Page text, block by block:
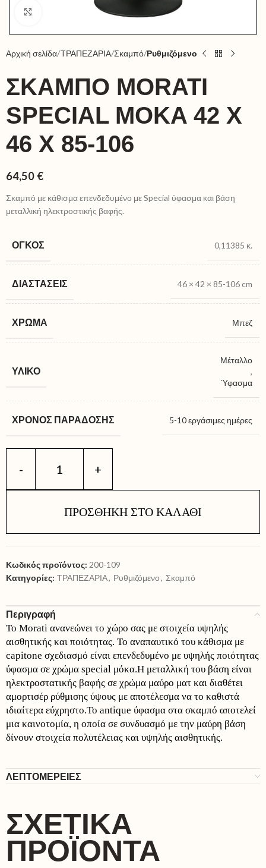
Αρχική σελίδα TΡΑΠΕΖΑΡΙΑ Σκαμπό Ρυθμιζόμενο
ΣΚΑΜΠΌ MORATI
SPECIAL MOKA 42 X
46 X 85-106
64,50 €
Σκαμπό με κάθισμα επενδεδυμένο με Special ύφασμα και βάση
μεταλλική ηλεκτροστικής βαφής.
ΌΓΚΟΣ 0,11385 κ.
ΔΙΑΣΤΆΣΕΙΣ 46 × 42 × 85-106 cm
ΧΡΏΜΑ Μπεζ
ΥΛΙΚΌ
Μέταλλο
,
Ύφασμα
ΧΡΌΝΟΣ ΠΑΡΆΔΟΣΗΣ 5-10 εργάσιμες ημέρες
ΠΡΟΣΘΉΚΗ ΣΤΟ ΚΑΛΆΘΙ
Κωδικός προϊόντος: 200-109
Κατηγορίες: TΡΑΠΕΖΑΡΙΑ, Ρυθμιζόμενο, Σκαμπό
Περιγραφή
Το Morati ανανεώνει το χώρο σας με στοιχεία υψηλής
αισθητικής και ποιότητας. Το αναπαυτικό του κάθισμα με
capitone σχεδιασμό είναι επενδεδυμένο με υψηλής ποιότητας
ύφασμα σε χρώμα special μόκα.Η μεταλλική του βάση είναι
ηλεκτροστατικής βαφής σε χρώμα μαύρο ματ και διαθέτει
αμορτισέρ ρύθμισης ύψους με αποτέλεσμα να το καθιστά
ιδιαίτερα εύχρηστο.Το antique ύφασμα στα σκαμπό αποτελεί
μια καινοτομία, η οποία σε συνδυασμό με την μαύρη βάση
δίνουν στοιχεία πολυτέλειας και υψηλής αισθητικής.
ΛΕΠΤΟΜΕΡΕΙΕΣ
ΣΧΕΤΙΚΆ
ΠΡΟΪΌΝΤΑ